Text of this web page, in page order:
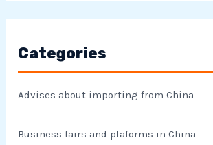
Categories
Advises about importing from China
Business fairs and plaforms in China